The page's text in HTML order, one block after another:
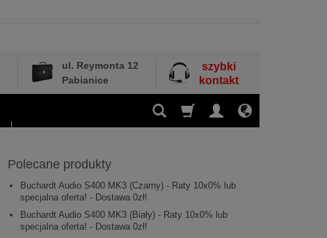
ul. Reymonta 12
Pabianice
szybki
kontakt
Polecane produkty
Buchardt Audio S400 MK3 (Czarny) - Raty 10x0% lub
specjalna oferta! - Dostawa 0zł!
Buchardt Audio S400 MK3 (Biały) - Raty 10x0% lub
specjalna oferta! - Dostawa 0zł!